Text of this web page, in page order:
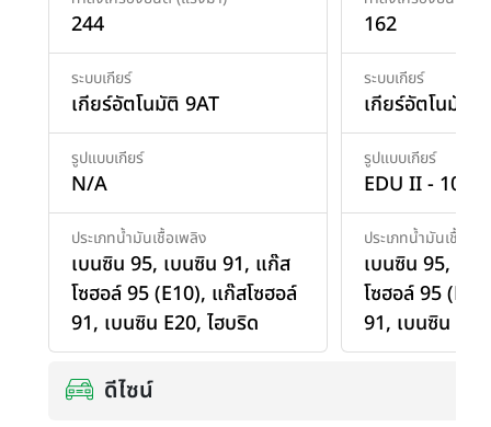
244
ระบบเกียร์
เกียร์อัตโนมัติ 9AT
รูปแบบเกียร์
N/A
ประเภทน้ำมันเชื้อเพลิง
เบนซิน 95, เบนซิน 91, แก๊ส
โซฮอล์ 95 (E10), แก๊สโซฮอล์
91, เบนซิน E20, ไฮบริด
162
ระบบเกียร์
เกียร์อัตโนมัติ
รูปแบบเกียร์
EDU II - 10
ประเภทน้ำมันเชื้อเพ
เบนซิน 95,
โซฮอล์ 95
91, เบนซิน E20
ดีไซน์